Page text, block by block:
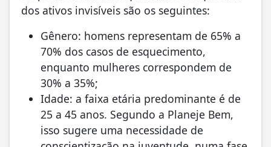
dos ativos invisíveis são os seguintes:
Gênero: homens representam de 65% a
70% dos casos de esquecimento,
enquanto mulheres correspondem de
30% a 35%;
Idade: a faixa etária predominante é de
25 a 45 anos. Segundo a Planeje Bem,
isso sugere uma necessidade de